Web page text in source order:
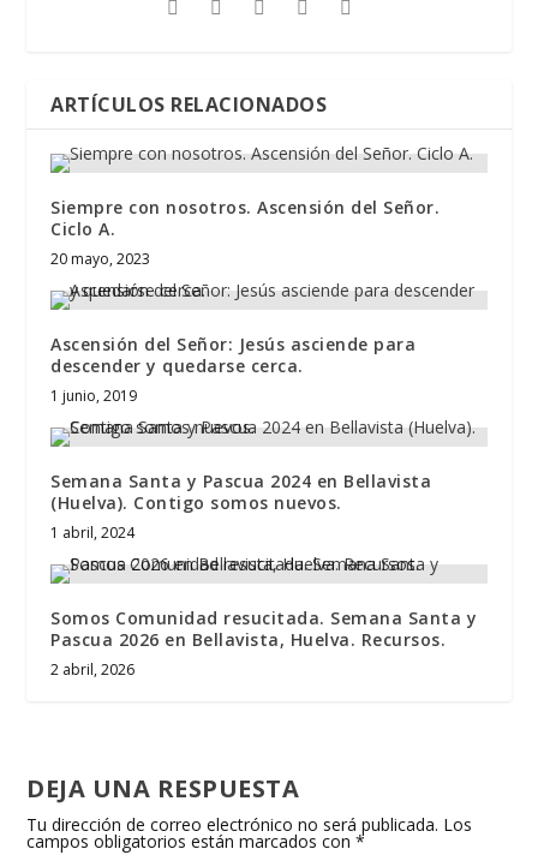
ARTÍCULOS RELACIONADOS
Siempre con nosotros. Ascensión del Señor.
Ciclo A.
20 mayo, 2023
Ascensión del Señor: Jesús asciende para
descender y quedarse cerca.
1 junio, 2019
Semana Santa y Pascua 2024 en Bellavista
(Huelva). Contigo somos nuevos.
1 abril, 2024
Somos Comunidad resucitada. Semana Santa y
Pascua 2026 en Bellavista, Huelva. Recursos.
2 abril, 2026
DEJA UNA RESPUESTA
Tu dirección de correo electrónico no será publicada. Los
campos obligatorios están marcados con*